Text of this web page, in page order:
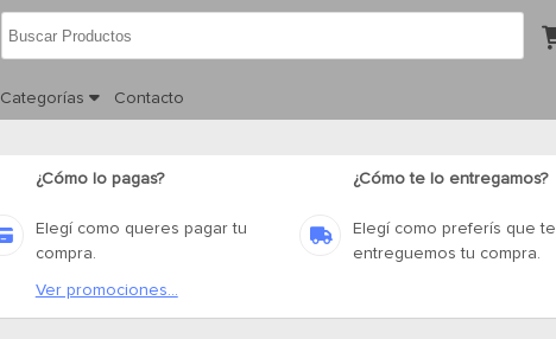
Categorías Contacto
¿Cómo lo pagas?
Elegí como queres pagar tu
compra.
Ver promociones...
¿Cómo te lo entregamos?
Elegí como preferís que te
entreguemos tu compra.